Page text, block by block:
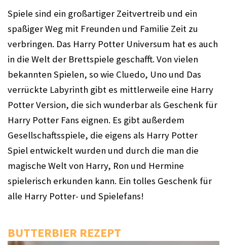
Spiele sind ein großartiger Zeitvertreib und ein
spaßiger Weg mit Freunden und Familie Zeit zu
verbringen. Das Harry Potter Universum hat es auch
in die Welt der Brettspiele geschafft. Von vielen
bekannten Spielen, so wie Cluedo, Uno und Das
verrückte Labyrinth gibt es mittlerweile eine Harry
Potter Version, die sich wunderbar als Geschenk für
Harry Potter Fans eignen. Es gibt außerdem
Gesellschaftsspiele, die eigens als Harry Potter
Spiel entwickelt wurden und durch die man die
magische Welt von Harry, Ron und Hermine
spielerisch erkunden kann. Ein tolles Geschenk für
alle Harry Potter- und Spielefans!
BUTTERBIER REZEPT